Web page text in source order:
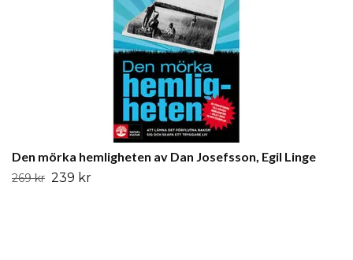
Den mörka hemligheten av Dan Josefsson, Egil Linge
269 kr 239 kr